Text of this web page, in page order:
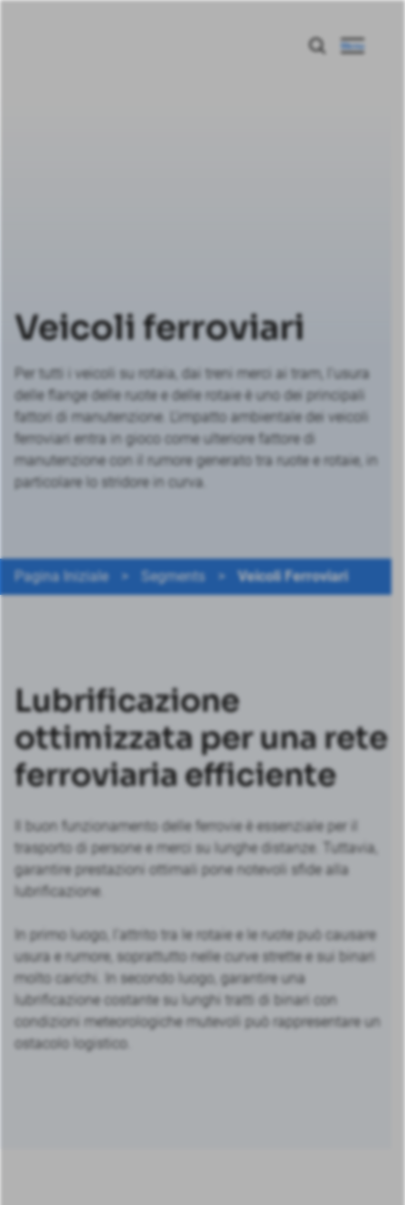
Menu
Veicoli ferroviari
Per tutti i veicoli su rotaia, dai treni merci ai tram, l'usura
delle flange delle ruote e delle rotaie è uno dei principali
fattori di manutenzione. L'impatto ambientale dei veicoli
ferroviari entra in gioco come ulteriore fattore di
manutenzione con il rumore generato tra ruote e rotaie, in
particolare lo stridore in curva.
Pagina Iniziale > Segments > Veicoli Ferroviari
Lubrificazione
ottimizzata per una rete
ferroviaria efficiente
Il buon funzionamento delle ferrovie è essenziale per il
trasporto di persone e merci su lunghe distanze. Tuttavia,
garantire prestazioni ottimali pone notevoli sfide alla
lubrificazione.
In primo luogo, l’attrito tra le rotaie e le ruote può causare
usura e rumore, soprattutto nelle curve strette e sui binari
molto carichi. In secondo luogo, garantire una
lubrificazione costante su lunghi tratti di binari con
condizioni meteorologiche mutevoli può rappresentare un
ostacolo logistico.